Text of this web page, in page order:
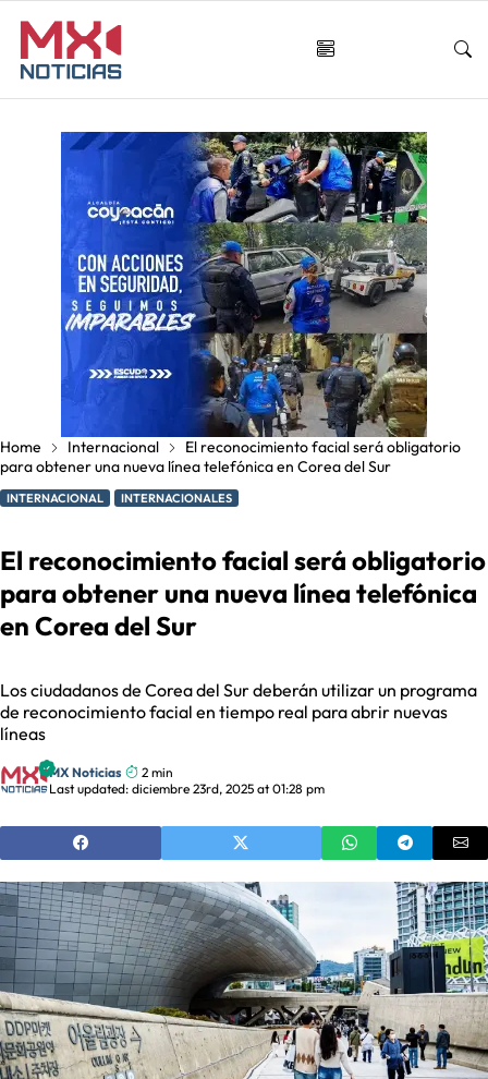
Home Internacional
El reconocimiento facial será obligatorio
para obtener una nueva línea telefónica en Corea del Sur
INTERNACIONAL INTERNACIONALES
El reconocimiento facial será obligatorio
para obtener una nueva línea telefónica
en Corea del Sur
Los ciudadanos de Corea del Sur deberán utilizar un programa
de reconocimiento facial en tiempo real para abrir nuevas
líneas
MX Noticias
2 min
Last updated: diciembre 23rd, 2025 at 01:28 pm